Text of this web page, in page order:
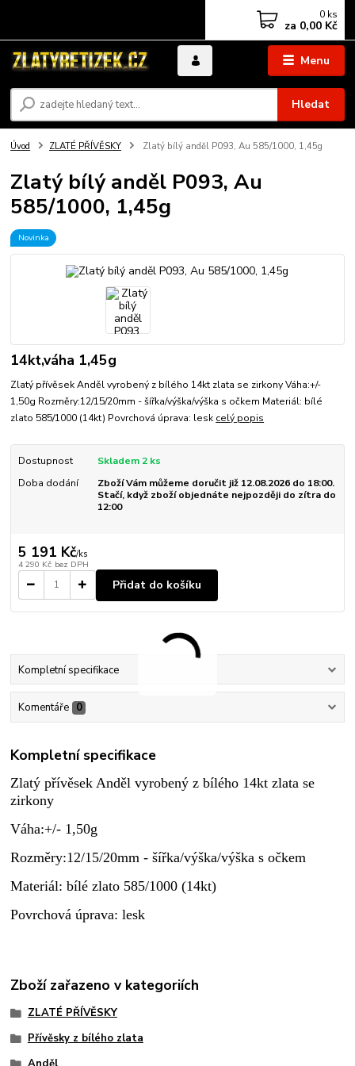
Menu
Hledat
0 ks
za 0,00 Kč
Úvod ZLATÉ PŘÍVĚSKY Zlatý bílý anděl P093, Au 585/1000, 1,45g
Zlatý bílý anděl P093, Au
585/1000, 1,45g
Novinka
14kt,váha 1,45g
Zlatý přívěsek Anděl vyrobený z bílého 14kt zlata se zirkony Váha:+/-
1,50g Rozměry:12/15/20mm - šířka/výška/výška s očkem Materiál: bílé
zlato 585/1000 (14kt) Povrchová úprava: lesk celý popis
Dostupnost
Skladem 2 ks
Doba dodání
Zboží Vám můžeme doručit již 12.08.2026 do 18:00.
Stačí, když zboží objednáte nejpozději do zítra do
12:00
5 191 Kč/ks
4 290 Kč bez DPH
Přidat do košíku
Kompletní specifikace
Komentáře 0
Kompletní specifikace
Zlatý přívěsek Anděl vyrobený z bílého 14kt zlata se
zirkony
Váha:+/- 1,50g
Rozměry:12/15/20mm - šířka/výška/výška s očkem
Materiál: bílé zlato 585/1000 (14kt)
Povrchová úprava: lesk
Zboží zařazeno v kategoriích
ZLATÉ PŘÍVĚSKY
Přívěsky z bílého zlata